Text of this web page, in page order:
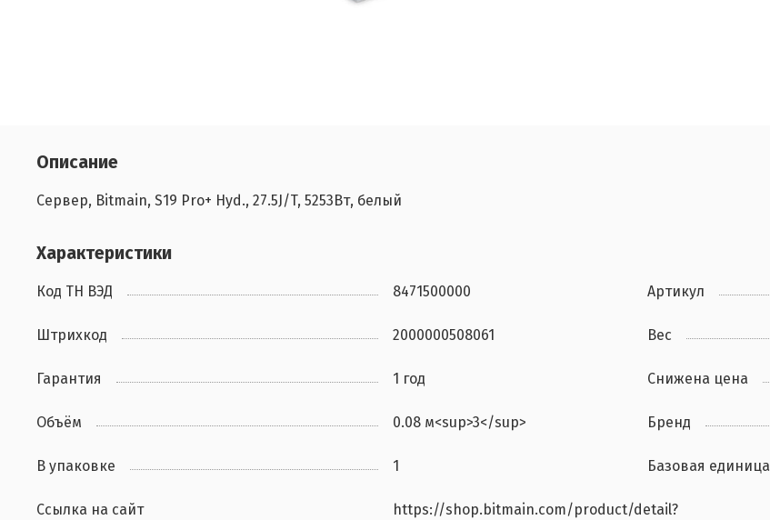
Описание
Сервер, Bitmain, S19 Pro+ Hyd., 27.5J/T, 5253Вт, белый
Характеристики
Код ТН ВЭД 8471500000 Артикул
Штрихкод 2000000508061 Вес
Гарантия 1 год Снижена цена
Объём 0.08 м<sup>3</sup> Бренд
В упаковке 1 Базовая единица
Ссылка на сайт
https://shop.bitmain.com/product/detail?